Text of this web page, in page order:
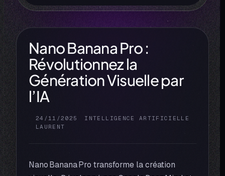
Nano Banana Pro :
Révolutionnez la
Génération Visuelle par
l’IA
24/11/2025
INTELLIGENCE ARTIFICIELLE
LAURENT
Nano Banana Pro transforme la création